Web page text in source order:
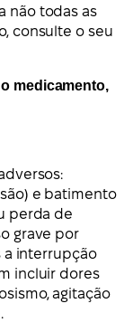
não todas as
consulte o seu
medicamento,
e batimento
perda de
grave por
a interrupção
incluir dores
agitação